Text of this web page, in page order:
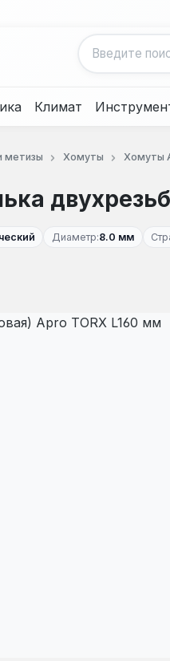
Климат
метизы Хомуты Хомуты
Диаметр:8.0 мм